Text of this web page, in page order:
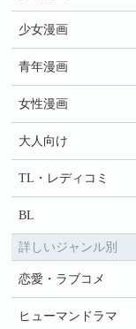
少女漫画
青年漫画
女性漫画
大人向け
TL・レディコミ
BL
詳しいジャンル別
恋愛・ラブコメ
ヒューマンドラマ